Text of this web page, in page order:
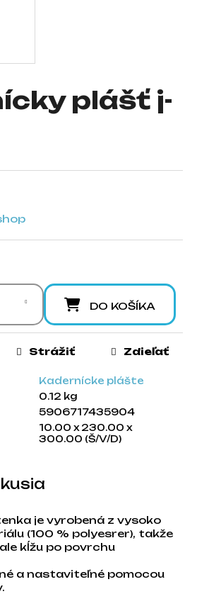
plášť j-
DO KOŠÍKA
Kadernícke plášte
0.12 kg
5906717435904
10.00 x 230.00 x
300.00 (Š/V/D)
Strážiť Zdieľať
je vyrobená z vysoko
(100 % polyesrer), takže
kĺžu po povrchu
a nastaviteľné pomocou